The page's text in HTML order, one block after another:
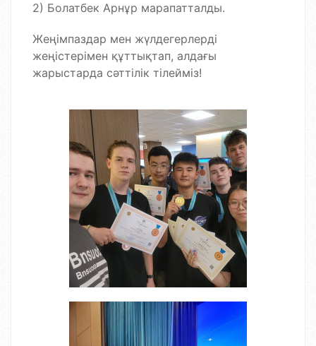
2) Болатбек Арнұр марапатталды.
Жеңімпаздар мен жүлдегерлерді
жеңістерімен құттықтап, алдағы
жарыстарда сәттілік тілейміз!